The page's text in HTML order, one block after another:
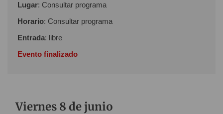
Lugar: Consultar programa
Horario: Consultar programa
Entrada: libre
Evento finalizado
Viernes 8 de junio